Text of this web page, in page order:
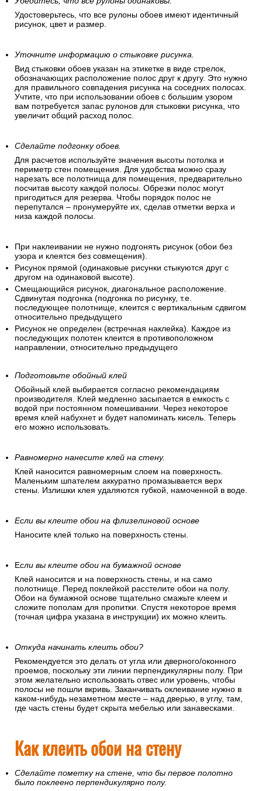
Удостоверьтесь, что все рулоны обоев имеют идентичный
рисунок, цвет и размер.
Уточните информацию о стыковке рисунка.
Вид стыковки обоев указан на этикетке в виде стрелок,
обозначающих расположение полос друг к другу. Это нужно
для правильного совпадения рисунка на соседних полосах.
Учтите, что при использовании обоев с большим узором
вам потребуется запас рулонов для стыковки рисунка, что
увеличит общий расход полос.
Сделайте подгонку обоев.
Для расчетов используйте значения высоты потолка и
периметр стен помещения. Для удобства можно сразу
нарезать все полотнища для помещения, предварительно
посчитав высоту каждой полосы. Обрезки полос могут
пригодиться для резерва. Чтобы порядок полос не
перепутался – пронумеруйте их, сделав отметки верха и
низа каждой полосы.
При наклеивании не нужно подгонять рисунок (обои без
узора и клеятся без совмещения).
Рисунок прямой (одинаковые рисунки стыкуются друг с
другом на одинаковой высоте).
Смещающийся рисунок, диагональное расположение.
Сдвинутая подгонка (подгонка по рисунку, т.е.
последующее полотнище, клеится с вертикальным сдвигом
относительно предыдущего
Рисунок не определен (встречная наклейка). Каждое из
последующих полотен клеится в противоположном
направлении, относительно предыдущего
Подготовьте обойный клей
Обойный клей выбирается согласно рекомендациям
производителя. Клей медленно засыпается в емкость с
водой при постоянном помешивании. Через некоторое
время клей набухнет и будет напоминать кисель. Теперь
его можно использовать.
Равномерно нанесите клей на стену.
Клей наносится равномерным слоем на поверхность.
Маленьким шпателем аккуратно промазывается верх
стены. Излишки клея удаляются губкой, намоченной в воде.
Если вы клеите обои на флизелиновой основе
Наносите клей только на поверхность стены.
Если вы клеите обои на бумажной основе
Клей наносится и на поверхность стены, и на само
полотнище. Перед поклейкой расстелите обои на полу.
Обои на бумажной основе тщательно смажьте клеем и
сложите пополам для пропитки. Спустя некоторое время
(точная цифра указана в инструкции) их можно клеить.
Откуда начинать клеить обои?
Рекомендуется это делать от угла или дверного/оконного
проемов, поскольку эти линии перпендикулярны полу. При
этом желательно использовать отвес или уровень, чтобы
полосы не пошли вкривь. Заканчивать оклеивание нужно в
каком-нибудь незаметном месте – над дверью, в углу, там,
где часть стены будет скрыта мебелью или занавесками.
Как клеить обои на стену
Сделайте пометку на стене, что бы первое полотно
было поклеено перпендикулярно полу.